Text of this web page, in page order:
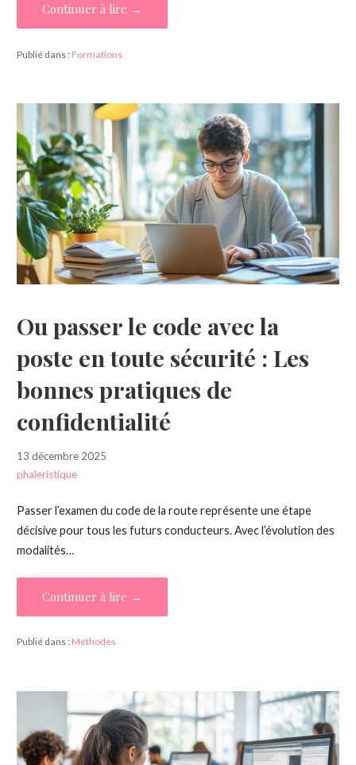
Continuer à lire →
Publié dans : Formations
Ou passer le code avec la
poste en toute sécurité : Les
bonnes pratiques de
confidentialité
13 décembre 2025
phaleristique
Passer l’examen du code de la route représente une étape
décisive pour tous les futurs conducteurs. Avec l’évolution des
modalités…
Continuer à lire →
Publié dans : Méthodes